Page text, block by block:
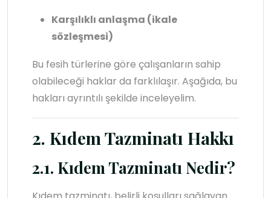
Karşılıklı anlaşma (ikale
sözleşmesi)
Bu fesih türlerine göre çalışanların sahip
olabileceği haklar da farklılaşır. Aşağıda, bu
hakları ayrıntılı şekilde inceleyelim.
2. Kıdem Tazminatı Hakkı
2.1. Kıdem Tazminatı Nedir?